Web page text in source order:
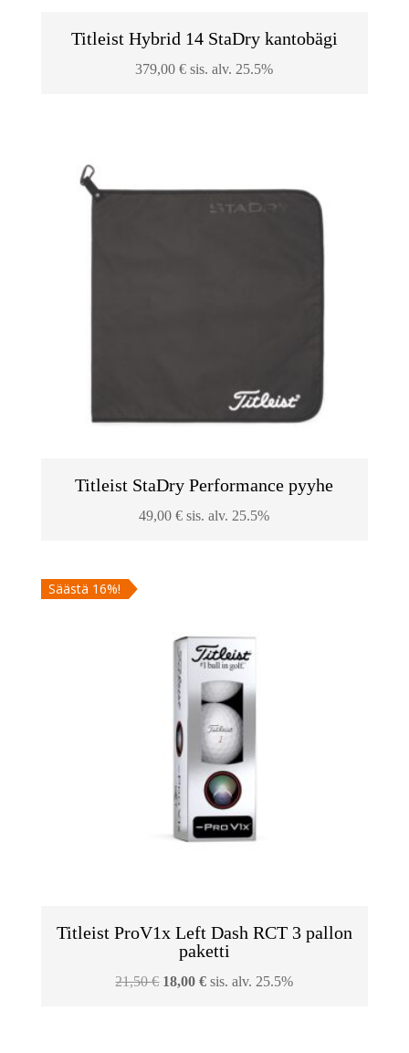
Titleist Hybrid 14 StaDry kantobägi
379,00€ sis. alv. 25.5%
Titleist StaDry Performance pyyhe
49,00€ sis. alv. 25.5%
Säästä 16%!
Titleist ProV1x Left Dash RCT 3 pallon
paketti
21,50€ Alkuperäinen
18,00€Nykyinen
sis. alv. 25.5%